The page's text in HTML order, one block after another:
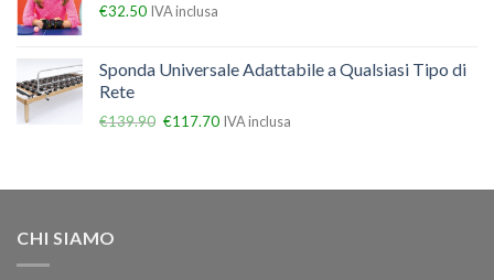
€32.50 IVA inclusa
Sponda Universale Adattabile a Qualsiasi Tipo di
Rete
€139.90 €117.70 IVA inclusa
CHI SIAMO